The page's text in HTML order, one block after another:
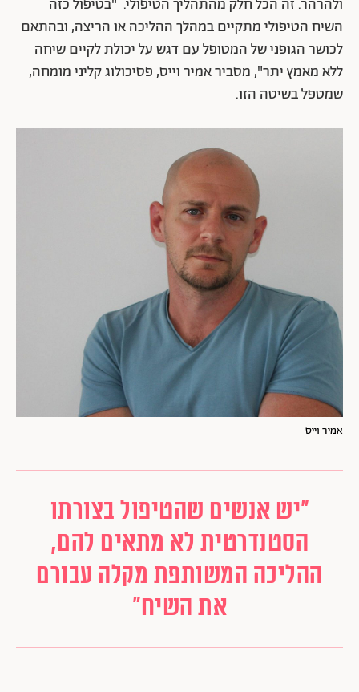
ולהרהר. זה הכל חלק מהתהליך הטיפולי. "בטיפול כזה
השיח הטיפולי מתקיים במהלך ההליכה או הריצה, ובהתאם
לכושר הגופני של המטופל עם דגש על יכולת לקיים שיחה
ללא מאמץ יתר", מסביר אמיר וייס, פסיכולוג קליני מומחה,
שמטפל בשיטה הזו.
אמיר וייס
"יש אנשים שהטיפול בצורתו
הסטנדרטית לא מתאים להם,
ההליכה המשותפת מקלה עבורם
את השיח"